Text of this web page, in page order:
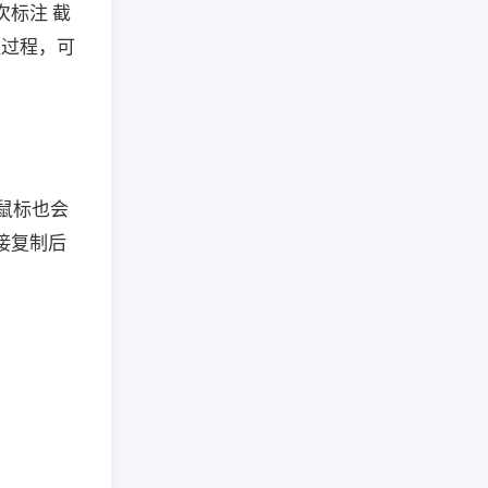
标注 截
程，可
标也会
复制后